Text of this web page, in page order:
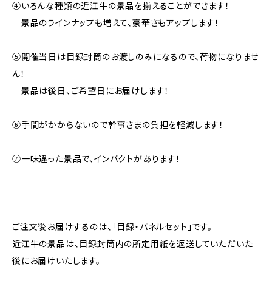
④いろんな種類の近江牛の景品を揃えることができます！
景品のラインナップも増えて、豪華さもアップします！
⑤開催当日は目録封筒のお渡しのみになるので、荷物になりませ
ん！
景品は後日、ご希望日にお届けします！
⑥手間がかからないので幹事さまの負担を軽減します！
⑦一味違った景品で、インパクトがあります！
ご注文後お届けするのは、「目録・パネルセット」です。
近江牛の景品は、目録封筒内の所定用紙を返送していただいた
後にお届けいたします。